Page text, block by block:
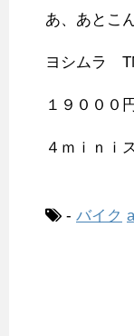
あ、あとこ
ヨシムラ
１９０００
４ｍｉｎｉ
- バイク